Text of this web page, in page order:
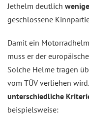
Jethelm deutlich
geschlossene
Damit ein
muss er der
Solche Helme tragen
vom TÜV verliehen
unterschiedliche
beispielsweise: